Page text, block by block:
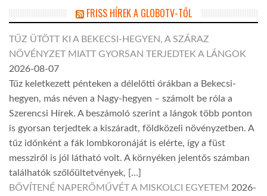
FRISS HÍREK A GLOBOTV-TŐL
TŰZ ÜTÖTT KI A BEKECSI-HEGYEN, A SZÁRAZ
NÖVÉNYZET MIATT GYORSAN TERJEDTEK A LÁNGOK
2026-08-07
Tűz keletkezett pénteken a délelőtti órákban a Bekecsi-
hegyen, más néven a Nagy-hegyen – számolt be róla a
Szerencsi Hírek. A beszámoló szerint a lángok több ponton
is gyorsan terjedtek a kiszáradt, földközeli növényzetben. A
tűz időnként a fák lombkoronáját is elérte, így a füst
messziről is jól látható volt. A környéken jelentős számban
találhatók szőlőültetvények, […]
BŐVÍTENÉ NAPERŐMŰVÉT A MISKOLCI EGYETEM 2026-